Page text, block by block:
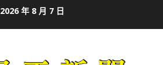
2026 年 8 月 7 日